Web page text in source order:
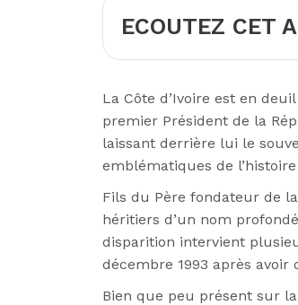
ECOUTEZ CET
La Côte d’Ivoire est en
premier Président de la
laissant derrière lui le
emblématiques de
Fils du Père fondateur de
héritiers d’un nom
disparition intervient
décembre 1993 après avoir
Bien que peu présent sur